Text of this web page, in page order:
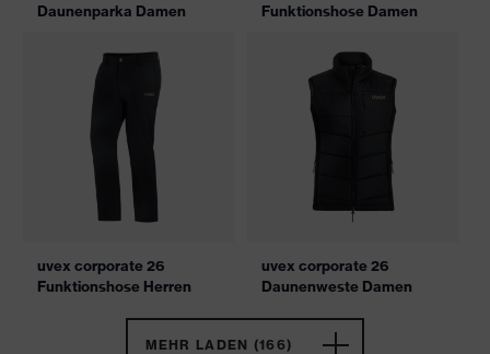
Daunenparka Damen
Funktionshose Damen
uvex corporate 26
Funktionshose Herren
uvex corporate 26
Daunenweste Damen
MEHR LADEN (166)